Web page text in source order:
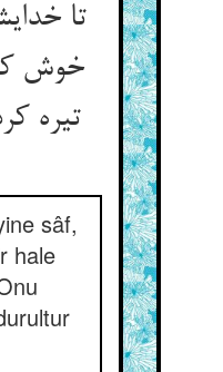
تا
خوش
تیره
sâf,
hale